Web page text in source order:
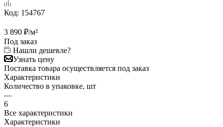
Код: 154767
3 890 ₽/м²
Под заказ
Нашли дешевле?
Узнать цену
Поставка товара осуществляется под заказ
Характеристики
Количество в упаковке, шт
—
6
Все характеристики
Характеристики